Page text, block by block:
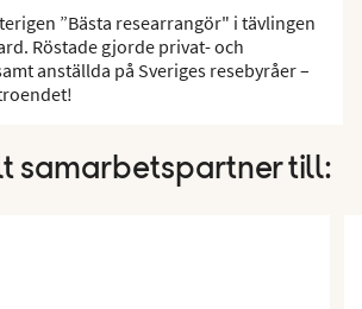
”Bästa researrangör" i tävlingen
Röstade gjorde privat- och
anställda på Sveriges resebyråer –
samarbetspartner till: